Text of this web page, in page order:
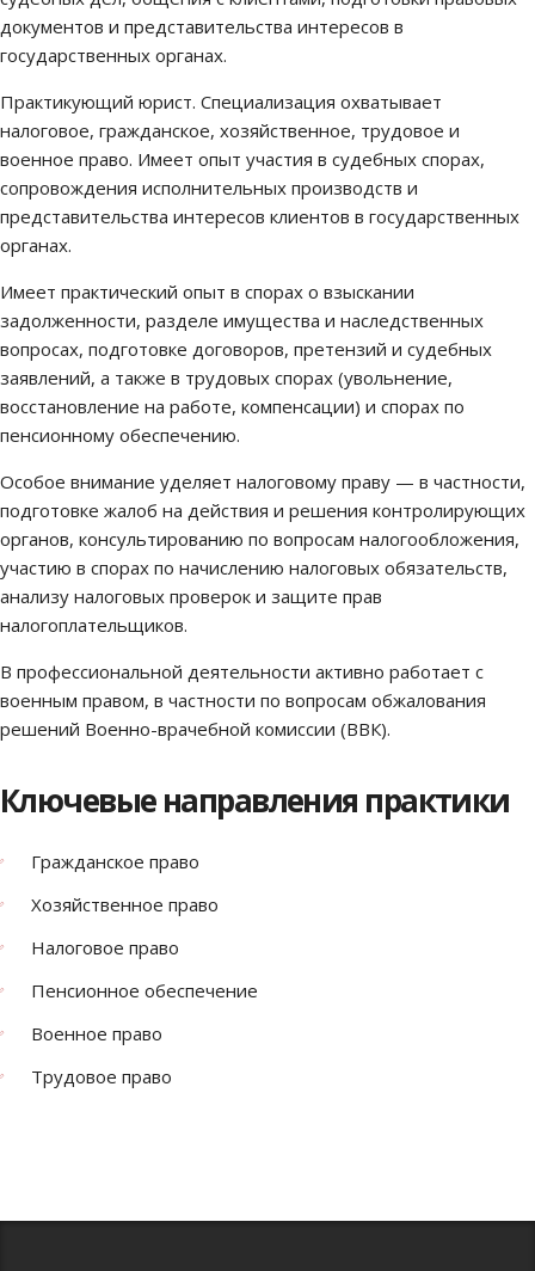
документов и представительства интересов в
государственных органах.
Практикующий юрист. Специализация охватывает
налоговое, гражданское, хозяйственное, трудовое и
военное право. Имеет опыт участия в судебных спорах,
сопровождения исполнительных производств и
представительства интересов клиентов в государственных
органах.
Имеет практический опыт в спорах о взыскании
задолженности, разделе имущества и наследственных
вопросах, подготовке договоров, претензий и судебных
заявлений, а также в трудовых спорах (увольнение,
восстановление на работе, компенсации) и спорах по
пенсионному обеспечению.
Особое внимание уделяет налоговому праву — в частности,
подготовке жалоб на действия и решения контролирующих
органов, консультированию по вопросам налогообложения,
участию в спорах по начислению налоговых обязательств,
анализу налоговых проверок и защите прав
налогоплательщиков.
В профессиональной деятельности активно работает с
военным правом, в частности по вопросам обжалования
решений Военно-врачебной комиссии (ВВК).
Ключевые направления практики
Гражданское право
Хозяйственное право
Налоговое право
Пенсионное обеспечение
Военное право
Трудовое право